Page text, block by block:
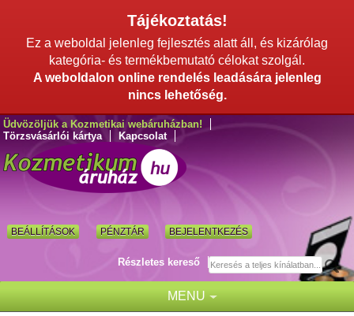
Tájékoztatás!
Ez a weboldal jelenleg fejlesztés alatt áll, és kizárólag
kategória- és termékbemutató célokat szolgál.
A weboldalon online rendelés leadására jelenleg
nincs lehetőség.
Üdvözöljük a Kozmetikai webáruházban!
Törzsvásárlói kártya
Kapcsolat
BEÁLLÍTÁSOK PÉNZTÁR BEJELENTKEZÉS
Részletes kereső
MENU